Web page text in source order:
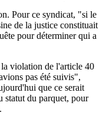
Pour ce syndicat, "si le
de la justice constituait
pour déterminer qui a
violation de l'article 40
pas été suivis",
que ce serait
statut du parquet, pour